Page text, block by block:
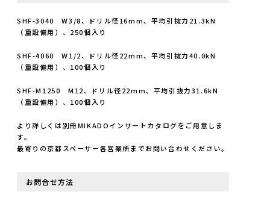
SHF-3040 W3/8、ドリル径16mm、平均引抜力21.3kN
（重設備用）、250個入り
SHF-4060 W1/2、ドリル径22mm、平均引抜力40.0kN
（重設備用）、100個入り
SHF-M1250 M12、ドリル径22mm、平均引抜力31.6kN
（重設備用）、100個入り
より詳しくは別冊MIKADOインサートカタログをご用意しま
す。
最寄りの京都スペーサー各営業所までお問い合わせください。
お問合せ方法